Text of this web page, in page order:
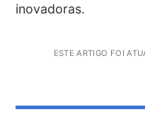
inovadoras.
ESTE ARTIGO FOI